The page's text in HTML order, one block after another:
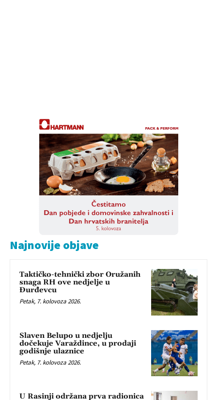
Najnovije objave
Taktičko-tehnički zbor Oružanih
snaga RH ove nedjelje u
Đurđevcu
Petak, 7. kolovoza 2026.
Slaven Belupo u nedjelju
dočekuje Varaždince, u prodaji
godišnje ulaznice
Petak, 7. kolovoza 2026.
U Rasinji održana prva radionica